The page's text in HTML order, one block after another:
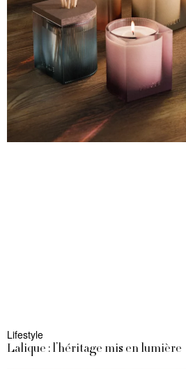
Lifestyle
Lalique : l’héritage mis en lumière